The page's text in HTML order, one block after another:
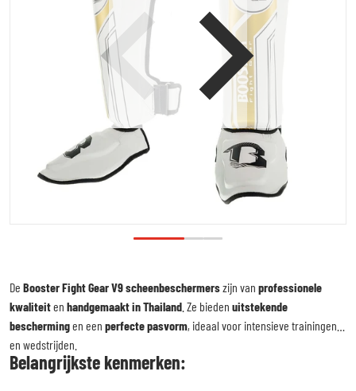
Open media 1 in galerijweergave
De Booster Fight Gear V9 scheenbeschermerszijn van professionele
kwaliteiten handgemaakt in Thailand . Ze bieden uitstekende
beschermingen een perfecte pasvorm, ideaal voor intensieve trainingen
en wedstrijden.
Belangrijkste kenmerken: